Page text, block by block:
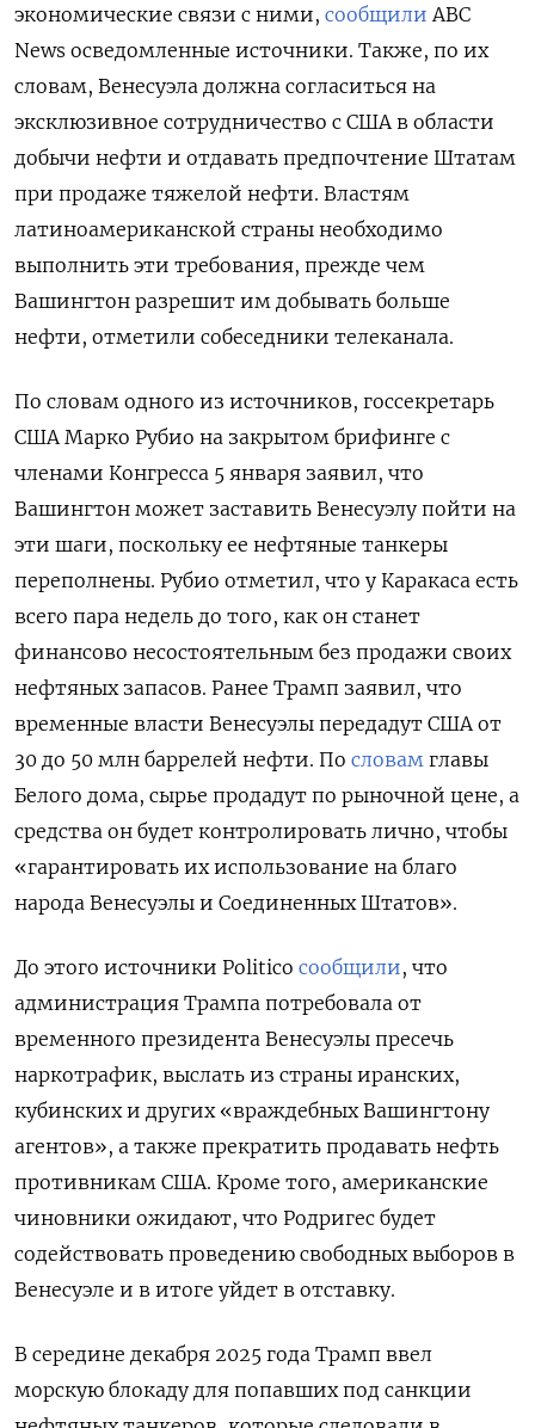
экономические связи с ними, сообщили ABC
News осведомленные источники. Также, по их
словам, Венесуэла должна согласиться на
эксклюзивное сотрудничество с США в области
добычи нефти и отдавать предпочтение Штатам
при продаже тяжелой нефти. Властям
латиноамериканской страны необходимо
выполнить эти требования, прежде чем
Вашингтон разрешит им добывать больше
нефти, отметили собеседники телеканала.
По словам одного из источников, госсекретарь
США Марко Рубио на закрытом брифинге с
членами Конгресса 5 января заявил, что
Вашингтон может заставить Венесуэлу пойти на
эти шаги, поскольку ее нефтяные танкеры
переполнены. Рубио отметил, что у Каракаса есть
всего пара недель до того, как он станет
финансово несостоятельным без продажи своих
нефтяных запасов. Ранее Трамп заявил, что
временные власти Венесуэлы передадут США от
30 до 50 млн баррелей нефти. По словам главы
Белого дома, сырье продадут по рыночной цене, а
средства он будет контролировать лично, чтобы
«гарантировать их использование на благо
народа Венесуэлы и Соединенных Штатов».
До этого источники Politico сообщили, что
администрация Трампа потребовала от
временного президента Венесуэлы пресечь
наркотрафик, выслать из страны иранских,
кубинских и других «враждебных Вашингтону
агентов», а также прекратить продавать нефть
противникам США. Кроме того, американские
чиновники ожидают, что Родригес будет
содействовать проведению свободных выборов в
Венесуэле и в итоге уйдет в отставку.
В середине декабря 2025 года Трамп ввел
морскую блокаду для попавших под санкции